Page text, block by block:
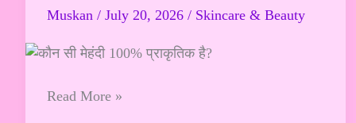
Muskan / July 20, 2026 / Skincare & Beauty
है?
सच्चाई
भाषा
Read More »